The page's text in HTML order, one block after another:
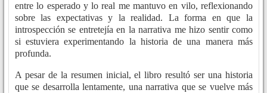
entre lo esperado y lo real me mantuvo en vilo, reflexionando
sobre las expectativas y la realidad. La forma en que la
introspección se entretejía en la narrativa me hizo sentir como
si estuviera experimentando la historia de una manera más
profunda.
A pesar de la resumen inicial, el libro resultó ser una historia
que se desarrolla lentamente, una narrativa que se vuelve más